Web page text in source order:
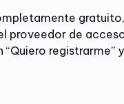
proveedor de
registrarme”